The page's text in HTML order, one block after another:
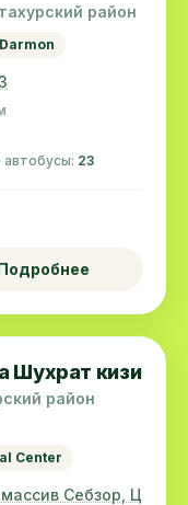
район
· автобусы: 23
Шухрат кизи
район
Center
Себзор, Ц